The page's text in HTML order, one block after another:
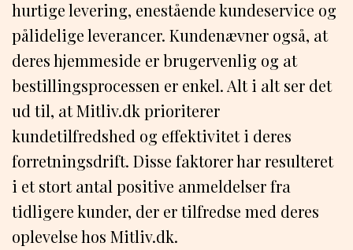
hurtige levering, enestående kundeservice og
pålidelige leverancer. Kundenævner også, at
deres hjemmeside er brugervenlig og at
bestillingsprocessen er enkel. Alt i alt ser det
ud til, at Mitliv.dk prioriterer
kundetilfredshed og effektivitet i deres
forretningsdrift. Disse faktorer har resulteret
i et stort antal positive anmeldelser fra
tidligere kunder, der er tilfredse med deres
oplevelse hos Mitliv.dk.